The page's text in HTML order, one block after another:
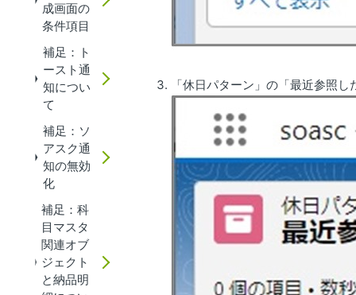
成画面の
条件項目
補足：ト
ースト通
知につい
て
補足：ソ
アスク通
知の無効
化
補足：科
目マスタ
関連オブ
ジェクト
と納品明
「休日パターン」の「最近参照